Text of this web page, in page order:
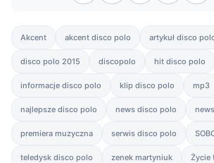
Akcent akcent disco polo artykuł disco
disco polo 2015 discopolo hit disco polo
informacje disco polo klip disco polo mp3
najlepsze disco polo news disco polo
premiera muzyczna serwis disco polo
teledysk disco polo zenek martyniuk Życie